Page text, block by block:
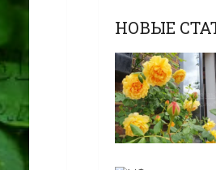
НОВЫЕ